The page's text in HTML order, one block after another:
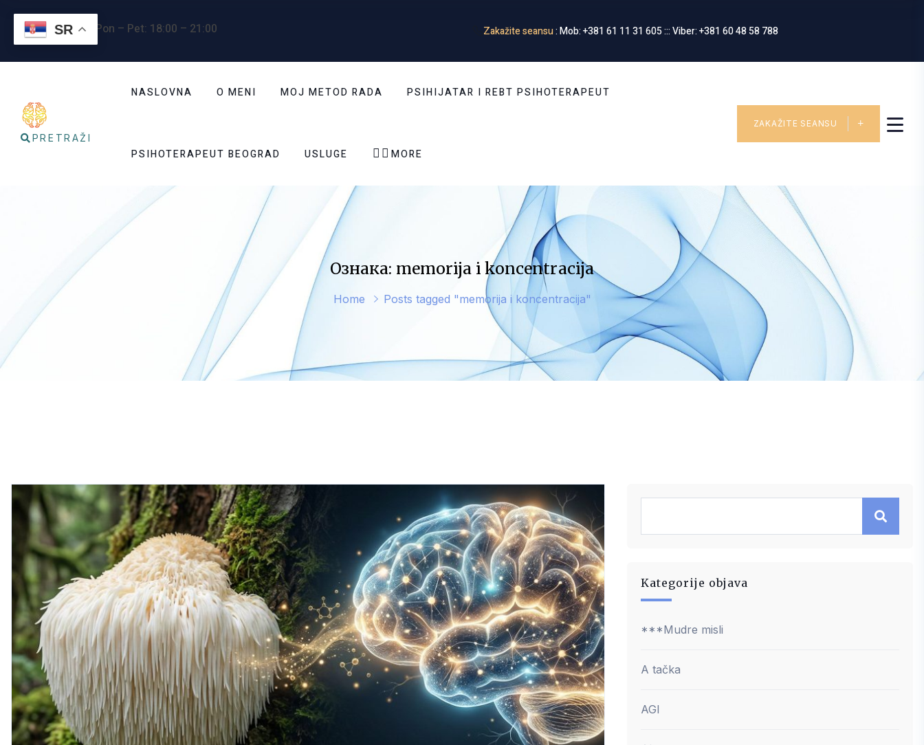
Radno vreme : Pon – Pet: 18:00 – 21:00 Zakažite seansu: Mob: +381 61 11 31 605 ::: Viber: +381 60 48 58 788
PRETRAŽI
NASLOVNA O MENI MOJ METOD RADA PSIHIJATAR I REBT PSIHOTERAPEUT
PSIHOTERAPEUT BEOGRAD USLUGE   MORE
ZAKAŽITE SEANSU
Ознака: memorija i koncentracija
Home Posts tagged "memorija i koncentracija"
Kategorije objava
***Mudre misli
A tačka
AGI
SR